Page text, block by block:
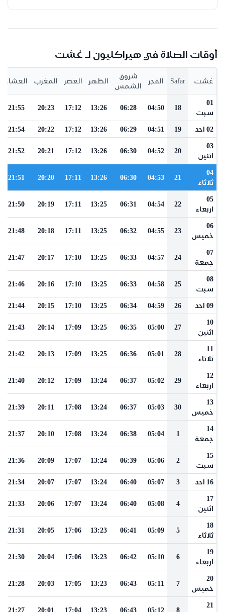
أوقات الصلاة في هيراكليون لـ غشت
غشت Safar الفجر
شروق
الشمس
الظهر العصر المغرب العشاء
01
سبت
18
04:50
06:28
13:26
17:12
20:23
21:55
02 احد 19
04:51
06:29
13:26
17:12
20:22
21:54
03
اثنين
20
04:52
06:30
13:26
17:12
20:21
21:52
04
ثلاثاء
21
04:53
06:30
13:26
17:11
20:20
21:51
05
اربعاء
22
04:54
06:31
13:25
17:11
20:19
21:50
06
خميس
23
04:55
06:32
13:25
17:11
20:18
21:48
07
جمعة
24
04:57
06:33
13:25
17:10
20:17
21:47
08
سبت
25
04:58
06:33
13:25
17:10
20:16
21:46
09 احد 26
04:59
06:34
13:25
17:10
20:15
21:44
10
اثنين
27
05:00
06:35
13:25
17:09
20:14
21:43
11
ثلاثاء
28
05:01
06:36
13:25
17:09
20:13
21:42
12
اربعاء
29
05:02
06:37
13:24
17:09
20:12
21:40
13
خميس
30
05:03
06:37
13:24
17:08
20:11
21:39
14
جمعة
1
05:04
06:38
13:24
17:08
20:10
21:37
15
سبت
2
05:06
06:39
13:24
17:07
20:09
21:36
16 احد 3
05:07
06:40
13:24
17:07
20:07
21:34
17
اثنين
4
05:08
06:40
13:24
17:07
20:06
21:33
18
ثلاثاء
5
05:09
06:41
13:23
17:06
20:05
21:31
19
اربعاء
6
05:10
06:42
13:23
17:06
20:04
21:30
20
خميس
7
05:11
06:43
13:23
17:05
20:03
21:28
21
8
05:12
06:43
13:23
17:04
20:01
21:27